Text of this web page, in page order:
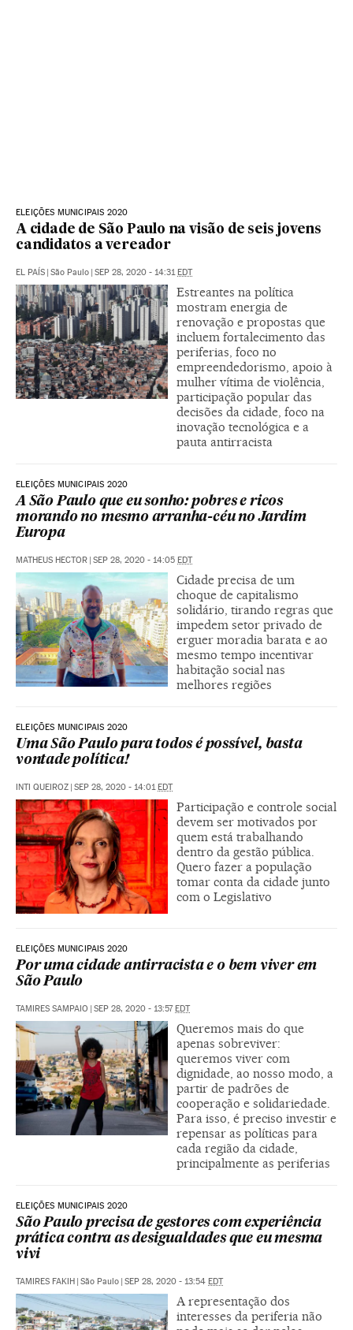
ELEIÇÕES MUNICIPAIS 2020
A cidade de São Paulo na visão de seis jovens
candidatos a vereador
EL PAÍS São Paulo SEP 28, 2020 - 14:31 EDT
Estreantes na política
mostram energia de
renovação e propostas que
incluem fortalecimento das
periferias, foco no
empreendedorismo, apoio à
mulher vítima de violência,
participação popular das
decisões da cidade, foco na
inovação tecnológica e a
pauta antirracista
ELEIÇÕES MUNICIPAIS 2020
A São Paulo que eu sonho: pobres e ricos
morando no mesmo arranha-céu no Jardim
Europa
MATHEUS HECTOR SEP 28, 2020 - 14:05 EDT
Cidade precisa de um
choque de capitalismo
solidário, tirando regras que
impedem setor privado de
erguer moradia barata e ao
mesmo tempo incentivar
habitação social nas
melhores regiões
ELEIÇÕES MUNICIPAIS 2020
Uma São Paulo para todos é possível, basta
vontade política!
INTI QUEIROZ SEP 28, 2020 - 14:01 EDT
Participação e controle social
devem ser motivados por
quem está trabalhando
dentro da gestão pública.
Quero fazer a população
tomar conta da cidade junto
com o Legislativo
ELEIÇÕES MUNICIPAIS 2020
Por uma cidade antirracista e o bem viver em
São Paulo
TAMIRES SAMPAIO SEP 28, 2020 - 13:57 EDT
Queremos mais do que
apenas sobreviver:
queremos viver com
dignidade, ao nosso modo, a
partir de padrões de
cooperação e solidariedade.
Para isso, é preciso investir e
repensar as políticas para
cada região da cidade,
principalmente as periferias
ELEIÇÕES MUNICIPAIS 2020
São Paulo precisa de gestores com experiência
prática contra as desigualdades que eu mesma
vivi
TAMIRES FAKIH São Paulo SEP 28, 2020 - 13:54 EDT
A representação dos
interesses da periferia não